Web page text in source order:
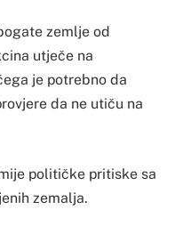
zemlje od
utječe na
je potrebno da
da ne utiču na
političke pritiske sa
zemalja.